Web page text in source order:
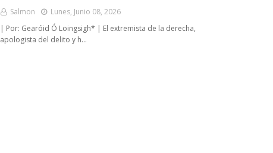
Salmon
Lunes, Junio 08, 2026
| Por: Gearóid Ó Loingsigh* | El extremista de la derecha,
apologista del delito y h…